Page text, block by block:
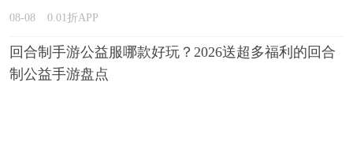
08-08 0.01折APP
回合制手游公益服哪款好玩？2026送超多福利的回合
制公益手游盘点